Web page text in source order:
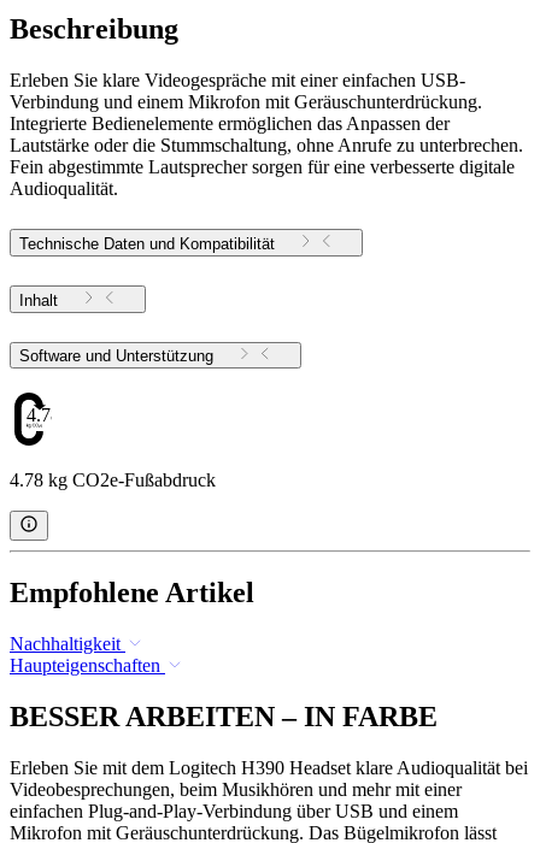
Beschreibung
Erleben Sie klare Videogespräche mit einer einfachen USB-
Verbindung und einem Mikrofon mit Geräuschunterdrückung.
Integrierte Bedienelemente ermöglichen das Anpassen der
Lautstärke oder die Stummschaltung, ohne Anrufe zu unterbrechen.
Fein abgestimmte Lautsprecher sorgen für eine verbesserte digitale
Audioqualität.
Technische Daten und Kompatibilität
Inhalt
Software und Unterstützung
4.78
4.78 kg CO2e-Fußabdruck
Empfohlene Artikel
Nachhaltigkeit
Haupteigenschaften
BESSER ARBEITEN – IN FARBE
Erleben Sie mit dem Logitech H390 Headset klare Audioqualität bei
Videobesprechungen, beim Musikhören und mehr mit einer
einfachen Plug-and-Play-Verbindung über USB und einem
Mikrofon mit Geräuschunterdrückung. Das Bügelmikrofon lässt